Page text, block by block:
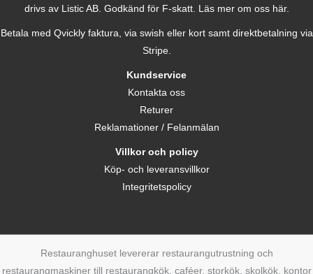
drivs av Listic AB. Godkänd för F-skatt. Läs mer om oss här.
Betala med Qvickly faktura, via swish eller kort samt direktbetalning via
Stripe.
Kundservice
Kontakta oss
Returer
Reklamationer / Felanmälan
Villkor och policy
Köp- och leveransvillkor
Integritetspolicy
Restauranghuset levererar restaurangutrustning och
restaurangmaskiner till restaurangkök, caféer, storkök, skolkök, kontor